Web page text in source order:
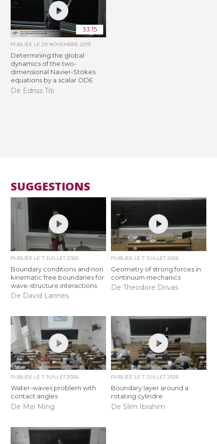
33:15
PUBLIÉE LE29 NOVEMBRE 2019
Determining the global
dynamics of the two-
dimensional Navier-Stokes
equations by a scalar ODE
De Edriss Titi
SUGGESTIONS
PUBLIÉE LE7 JUILLET 2026
Boundary conditions and non
kinematic free boundaries for
wave-structure interactions
De David Lannes
PUBLIÉE LE 7 JUILLET 2026
Geometry of strong forces in
continuum mechanics
De Theodore Drivas
PUBLIÉE LE7 JUILLET 2026
Water-waves problem with
contact angles
De Mei Ming
PUBLIÉE LE 7 JUILLET 2026
Boundary layer around a
rotating cylindre
De Slim Ibrahim